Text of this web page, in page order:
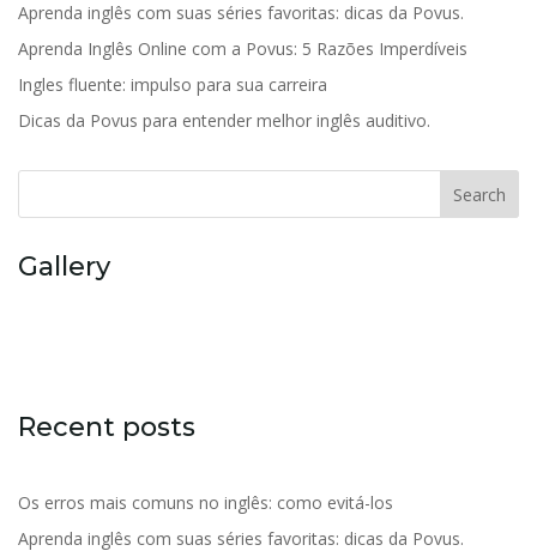
Aprenda inglês com suas séries favoritas: dicas da Povus.
Aprenda Inglês Online com a Povus: 5 Razões Imperdíveis
Ingles fluente: impulso para sua carreira
Dicas da Povus para entender melhor inglês auditivo.
Search
Gallery
Recent posts
Os erros mais comuns no inglês: como evitá-los
Aprenda inglês com suas séries favoritas: dicas da Povus.